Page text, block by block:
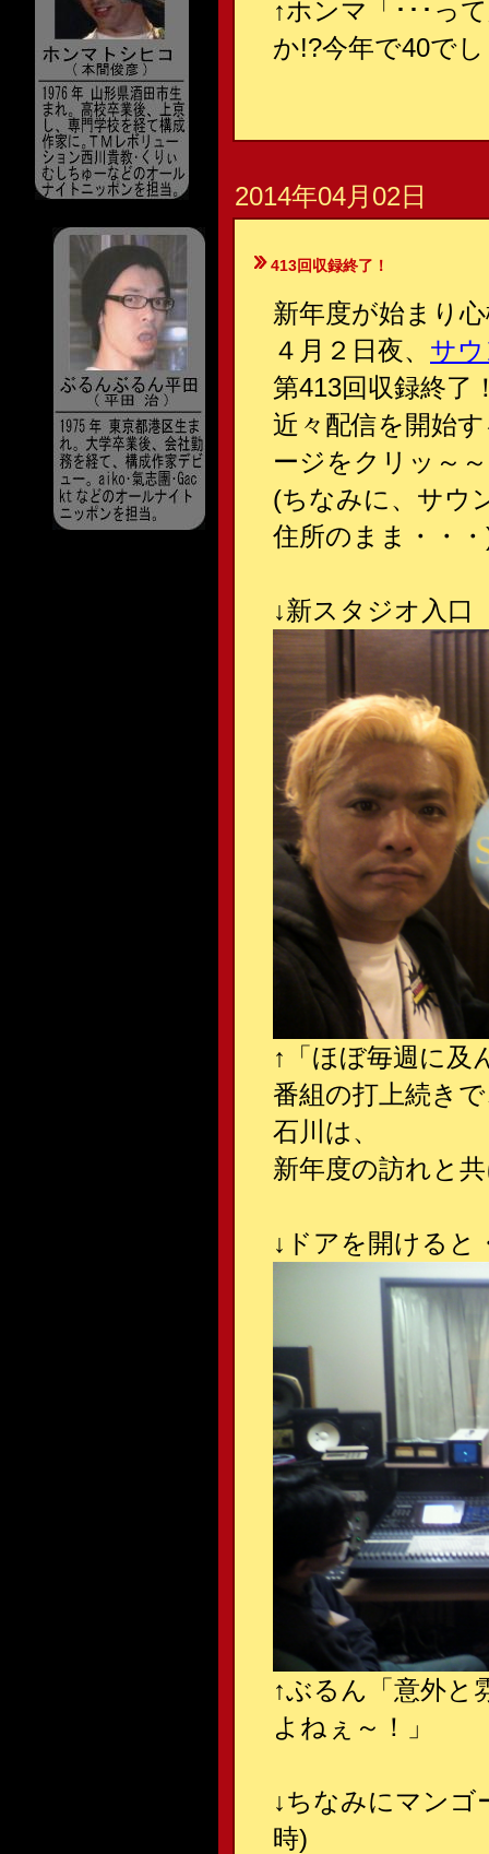
↑ホンマ「･･･っ
か!?今年で40で
2014年04月02日
413回収録終了！
新年度が始まり
４月２日夜、 サ
第413回収録終了
近々配信を開始
ージをクリッ～
(ちなみに、サウ
住所のまま・・
↓新スタジオ入口
↑
「ほぼ毎週に
番組の打上続き
石川は、
新年度の訪れと
↓ ドアを開けると
↑ぶるん「意外と
よねぇ～！」
↓ちなみにマンゴ
時)